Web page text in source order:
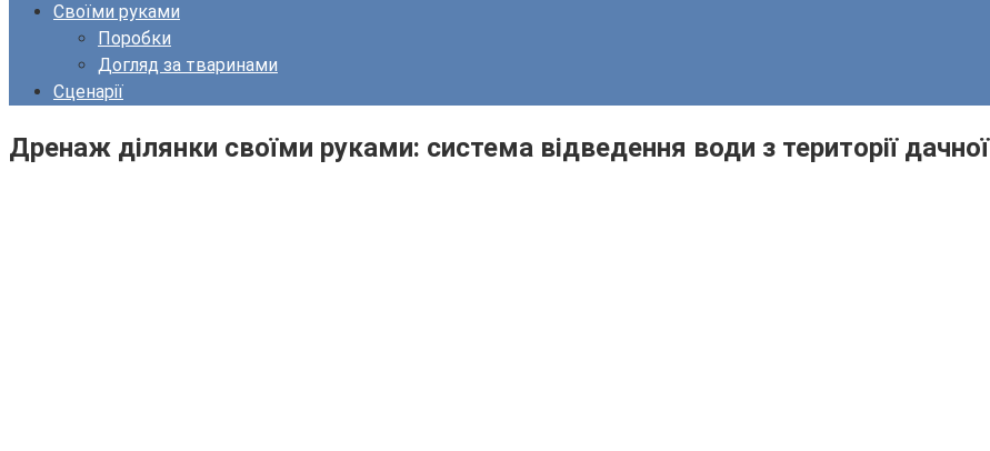
Своїми руками
Поробки
Догляд за тваринами
Сценарії
Дренаж ділянки своїми руками: система відведення води з території дачної